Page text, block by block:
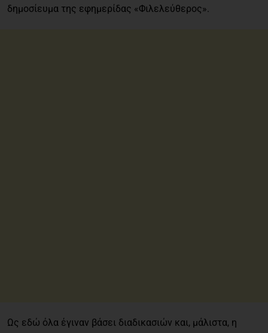
δημοσίευμα της εφημερίδας «Φιλελεύθερος».
Ως εδώ όλα έγιναν βάσει διαδικασιών και, μάλιστα, η